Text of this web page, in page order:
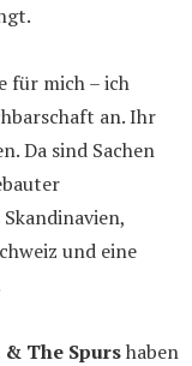
für mich – ich
an. Ihr
Da sind Sachen
und eine
& The Spurshaben